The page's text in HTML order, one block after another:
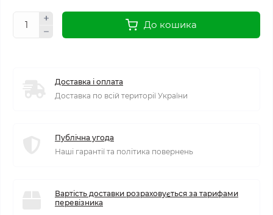
До кошика
Доставка і оплата
Доставка по всій території України
Публічна угода
Наші гарантії та політика повернень
Вартість доставки розраховується за тарифами
перевізника